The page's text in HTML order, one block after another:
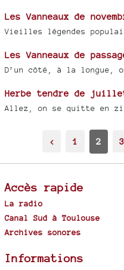
Les Vanneaux de
Vieilles légendes
Les Vanneaux de
D’un côté, à la longue,
Herbe tendre de
Allez, on se quitte en
< 1 2 3
Accès rapide
La radio
Canal Sud à Toulouse
Archives sonores
Informations